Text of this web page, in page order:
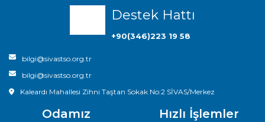
Destek Hattı
+90(346)223 19 58
bilgi@sivastso.org.tr
bilgi@sivastso.org.tr
Kaleardı Mahallesi Zihni Taştan Sokak No:2 SİVAS/Merkez
Odamız Hızlı İşlemler